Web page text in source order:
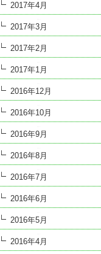
2017年4月
2017年3月
2017年2月
2017年1月
2016年12月
2016年10月
2016年9月
2016年8月
2016年7月
2016年6月
2016年5月
2016年4月